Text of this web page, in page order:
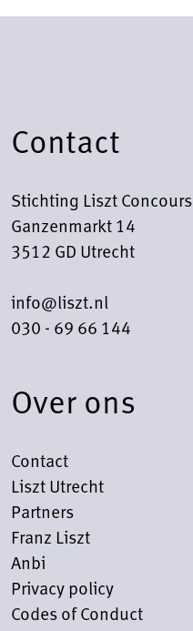
Contact
Stichting Liszt Concours
Ganzenmarkt 14
3512 GD Utrecht
info@liszt.nl
030 - 69 66 144
Over ons
Contact
Liszt Utrecht
Partners
Franz Liszt
Anbi
Privacy policy
Codes of Conduct